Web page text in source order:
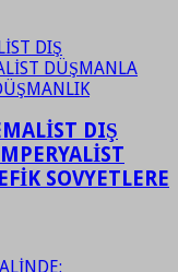
DIŞ
SOVYETLERE